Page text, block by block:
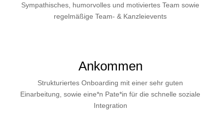
Sympathisches, humorvolles und motiviertes Team sowie
regelmäßige Team- & Kanzleievents
Ankommen
Strukturiertes Onboarding mit einer sehr guten
Einarbeitung, sowie eine*n Pate*in für die schnelle soziale
Integration